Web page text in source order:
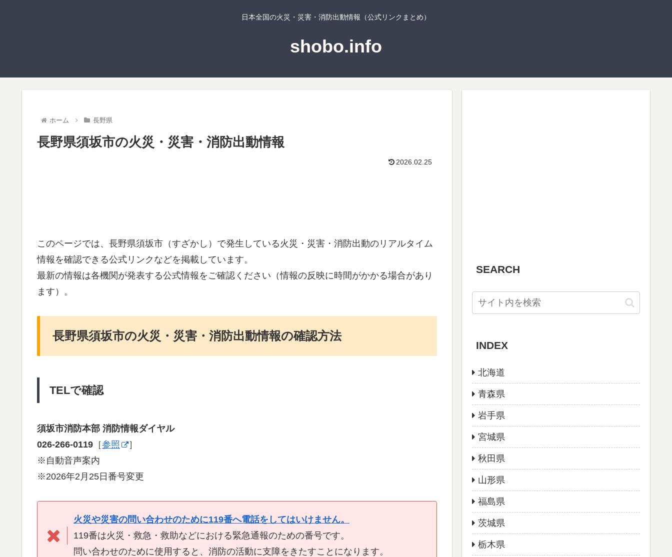
日本全国の火災・災害・消防出動情報（公式リンクまとめ）
shobo.info
ホーム 長野県
長野県須坂市の火災・災害・消防出動情報
2026.02.25
このページでは、長野県須坂市（すざかし）で発生している火災・災害・消防出動のリアルタイム
情報を確認できる公式リンクなどを掲載しています。
最新の情報は各機関が発表する公式情報をご確認ください（情報の反映に時間がかかる場合があり
ます）。
長野県須坂市の火災・災害・消防出動情報の確認方法
TELで確認
須坂市消防本部 消防情報ダイヤル
026-266-0119 ［参照
］
※自動音声案内
※2026年2月25日番号変更
火災や災害の問い合わせのために119番へ電話をしてはいけません。
119番は火災・救急・救助などにおける緊急通報のための番号です。
問い合わせのために使用すると、消防の活動に支障をきたすことになります。
SEARCH
INDEX
北海道
青森県
岩手県
宮城県
秋田県
山形県
福島県
茨城県
栃木県